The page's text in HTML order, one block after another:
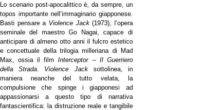
Lo scenario post-apocalittico è, da sempre, un
topos importante nell’immaginario giapponese.
Basti pensare a Violence Jack(1973), l’opera
seminale del maestro Go Nagai, capace di
anticipare di almeno otto anni il fulcro estetico
e concettuale della trilogia milleriana di Mad
Max, ossia il filmInterceptor – Il Guerriero
della Strada
Violence Jacksottolinea, in
maniera neanche del tutto velata, la
compulsione che spinge igiapponesi ad
appassionarsi a questo tipo di narrativa
fantascientifica: la distruzione reale e tangibile